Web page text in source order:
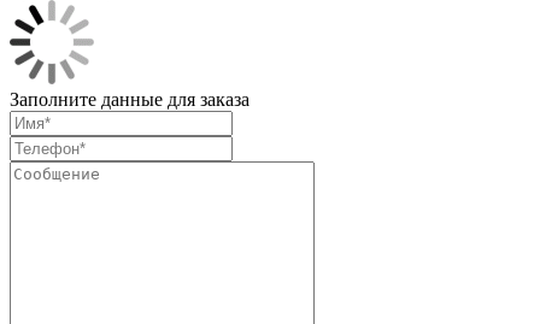
Заполните данные для заказа